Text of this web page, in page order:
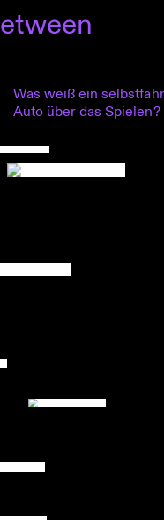
Was weiß ein
Auto über das Spielen?